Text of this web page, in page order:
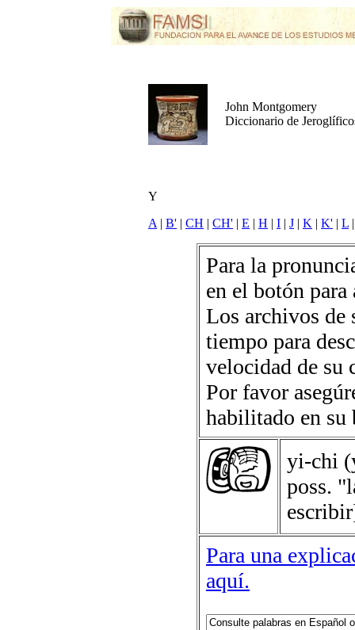
John Montgomery
Diccionario de
Y
A | B' | CH | CH' | E | H | I | J | K | K' | L
Para la
en el botón
Los archivos de
tiempo para
velocidad de su
Por favor
habilitado en su
yi-chi (
poss.
Para una
aquí.